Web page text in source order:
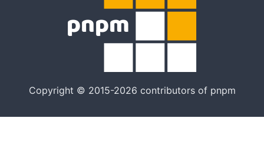
Copyright © 2015-2026 contributors of pnpm